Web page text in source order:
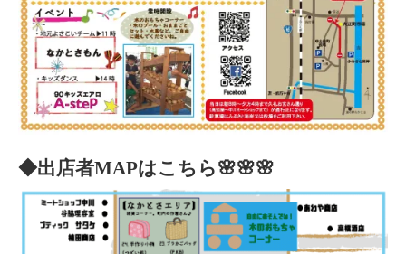
◆出店者MAPはこちら🌸🌸🌸